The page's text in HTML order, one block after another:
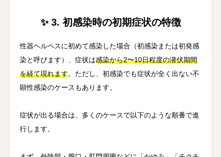
✨ 3. 初感染時の初期症状の特徴
性器ヘルペスに初めて感染した場合（初感染または初発感
染と呼びます）、症状は感染から2〜10日程度の潜伏期間
を経て現れます。ただし、初感染でも症状が全く出ない不
顕性感染のケースもあります。
症状が出る場合は、多くのケースで以下のような順番で進
行します。